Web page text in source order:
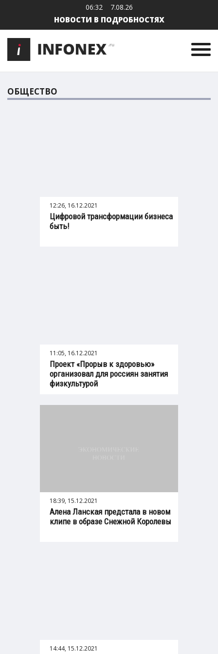
06:32 7.08.26
НОВОСТИ В ПОДРОБНОСТЯХ
ОБЩЕСТВО
12:26, 16.12.2021
Цифровой трансформации бизнеса
быть!
11:05, 16.12.2021
Проект «Прорыв к здоровью»
организовал для россиян занятия
физкультурой
18:39, 15.12.2021
Алена Ланская предстала в новом
клипе в образе Снежной Королевы
14:44, 15.12.2021